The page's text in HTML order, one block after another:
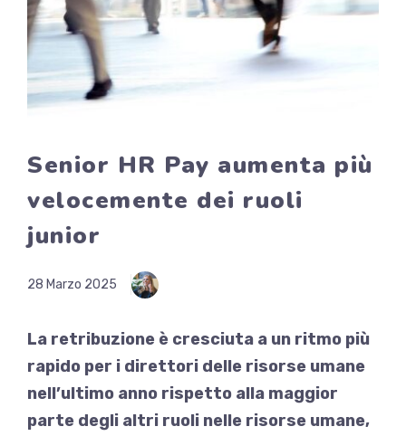
Senior HR Pay aumenta più
velocemente dei ruoli
junior
28 Marzo 2025
La retribuzione è cresciuta a un ritmo più
rapido per i direttori delle risorse umane
nell’ultimo anno rispetto alla maggior
parte degli altri ruoli nelle risorse umane,